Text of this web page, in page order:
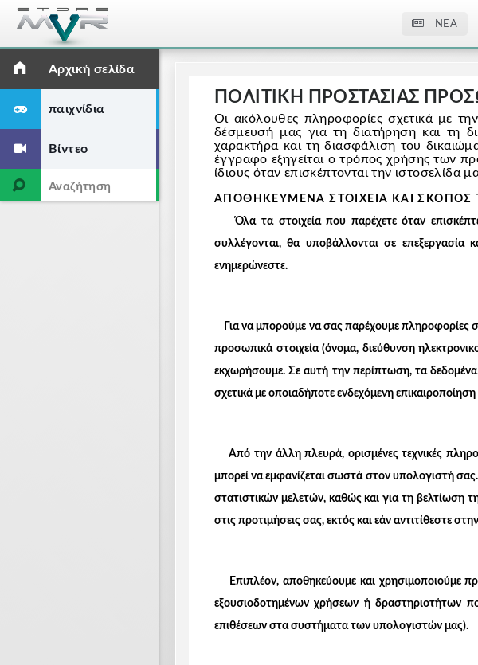
NEA
Αρχική σελίδα
παιχνίδια
Βίντεο
ΠΟΛΙΤΙΚΗ ΠΡΟΣΤΑΣΙΑΣ
Οι ακόλουθες πληροφορίες σχετικά με
δέσμευσή μας για τη διατήρηση και τη
χαρακτήρα και τη διασφάλιση του
έγγραφο εξηγείται ο τρόπος χρήσης των
ίδιους όταν επισκέπτονται την ιστοσελίδα
ΑΠΟΘΗΚΕΥΜΕΝΑ ΣΤΟΙΧΕΙΑ ΚΑΙ ΣΚΟΠΟΣ
Όλα τα στοιχεία που παρέχετε όταν
συλλέγονται, θα υποβάλλονται σε επεξεργασία
ενημερώνεστε.
Για να μπορούμε να σας παρέχουμε πληροφορίες
προσωπικά στοιχεία (όνομα, διεύθυνση
εκχωρήσουμε. Σε αυτή την περίπτωση, τα
σχετικά με οποιαδήποτε ενδεχόμενη
Από την άλλη πλευρά, ορισμένες τεχνικές
μπορεί να εμφανίζεται σωστά στον υπολογιστή
στατιστικών μελετών, καθώς και για τη βελτίωση
στις προτιμήσεις σας, εκτός και εάν αντιτίθεστε
Επιπλέον, αποθηκεύουμε και χρησιμοποιούμε
εξουσιοδοτημένων χρήσεων ή δραστηριοτήτων
επιθέσεων στα συστήματα των υπολογιστών μας).